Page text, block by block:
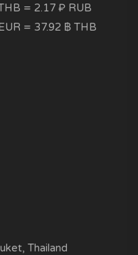
= 2.17 ₽ RUB
= 37.92 ฿ THB
Thailand